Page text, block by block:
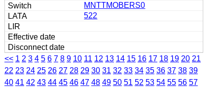
MNTTMOBERS0
522
<< 1 2 3 4 5 6 7 8 9 10 11 12 13 14 15 16 17 18 19 20 21
22 23 24 25 26 27 28 29 30 31 32 33 34 35 36 37 38 39
40 41 42 43 44 45 46 47 48 49 50 51 52 53 54 55 56 57